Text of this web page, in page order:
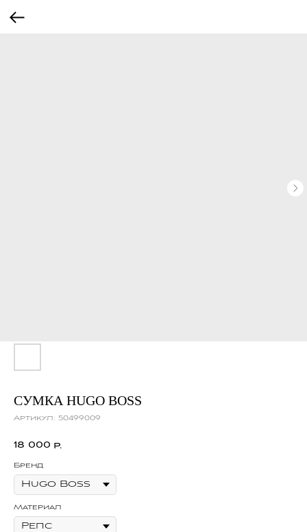
СУМКА HUGO BOSS
Артикул: 50499009
18 000 р.
Бренд
Материал